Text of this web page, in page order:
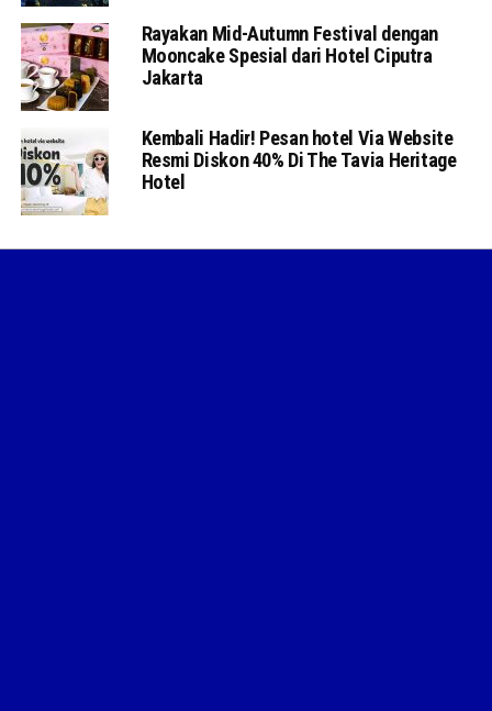
Rayakan Mid-Autumn Festival dengan
Mooncake Spesial dari Hotel Ciputra
Jakarta
Kembali Hadir! Pesan hotel Via Website
Resmi Diskon 40% Di The Tavia Heritage
Hotel